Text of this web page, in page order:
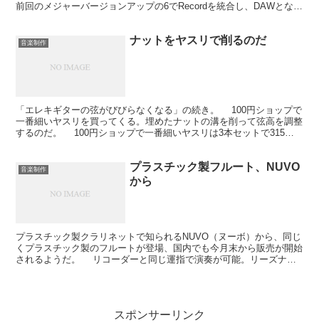
前回のメジャーバージョンアップの6でRecordを統合し、DAWとなっ
音楽制作 ナットをヤスリで削るのだ
「エレキギターの弦がびびらなくなる」の続き。 100円ショップで
一番細いヤスリを買ってくる。埋めたナットの溝を削って弦高を調整
するのだ。 100円ショップで一番細いヤスリは3本セットで315円
音楽制作
プラスチック製フルート、NUVO
から
プラスチック製クラリネットで知られるNUVO（ヌーボ）から、同じ
くプラスチック製のフルートが登場、国内でも今月末から販売が開始
されるようだ。 リコーダーと同じ運指で演奏が可能。リーズナブ
スポンサーリンク